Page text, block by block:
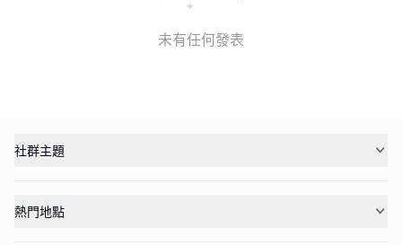
未有任何發表
社群主題
熱門地點